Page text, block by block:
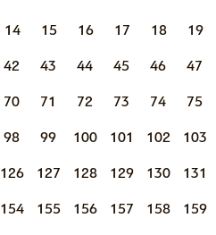
14 15 16 17 18 19
42 43 44 45 46 47
70 71 72 73 74 75
98 99 100 101 102 103
126 127 128 129 130 131
154 155 156 157 158 159